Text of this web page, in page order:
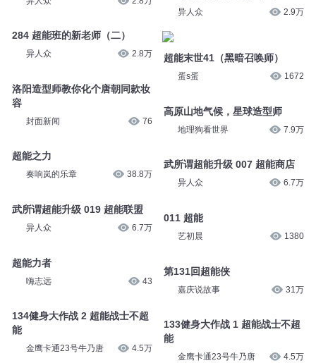
284 超能班的新老师（二）
异人众 2.8万
洛阳造型师教你化个唐朝同款妆
容
封面新闻 76
超能之力
奏响岚的乐章 38.8万
武所谓超能升级 019 超能联盟
异人众 6.7万
超能力者
嗨志远 43
134健身大作战 2 超能战士不超
能
金鹰卡通23号牛乃唐 4.5万
异人众 2.9万
超能末世41（黑暗召唤师）
蛋s蛋 1672
高原山地气候，星球造型师
地理狗看世界 7.9万
武所谓超能升级 007 超能商店
异人众 6.7万
011 超能
艺初晨 1380
第131回超能侠
嘉庆说故事 31万
133健身大作战 1 超能战士不超
能
金鹰卡通23号牛乃唐 4.5万